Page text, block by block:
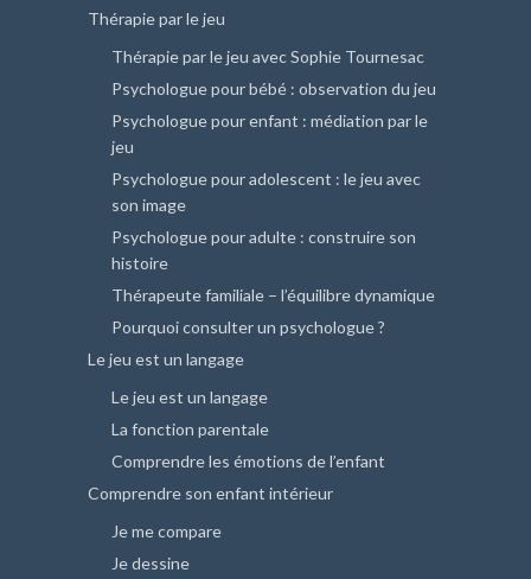
Thérapie par le jeu
Thérapie par le jeu avec Sophie Tournesac
Psychologue pour bébé : observation du jeu
Psychologue pour enfant : médiation par le
jeu
Psychologue pour adolescent : le jeu avec
son image
Psychologue pour adulte : construire son
histoire
Thérapeute familiale – l’équilibre dynamique
Pourquoi consulter un psychologue ?
Le jeu est un langage
Le jeu est un langage
La fonction parentale
Comprendre les émotions de l’enfant
Comprendre son enfant intérieur
Je me compare
Je dessine